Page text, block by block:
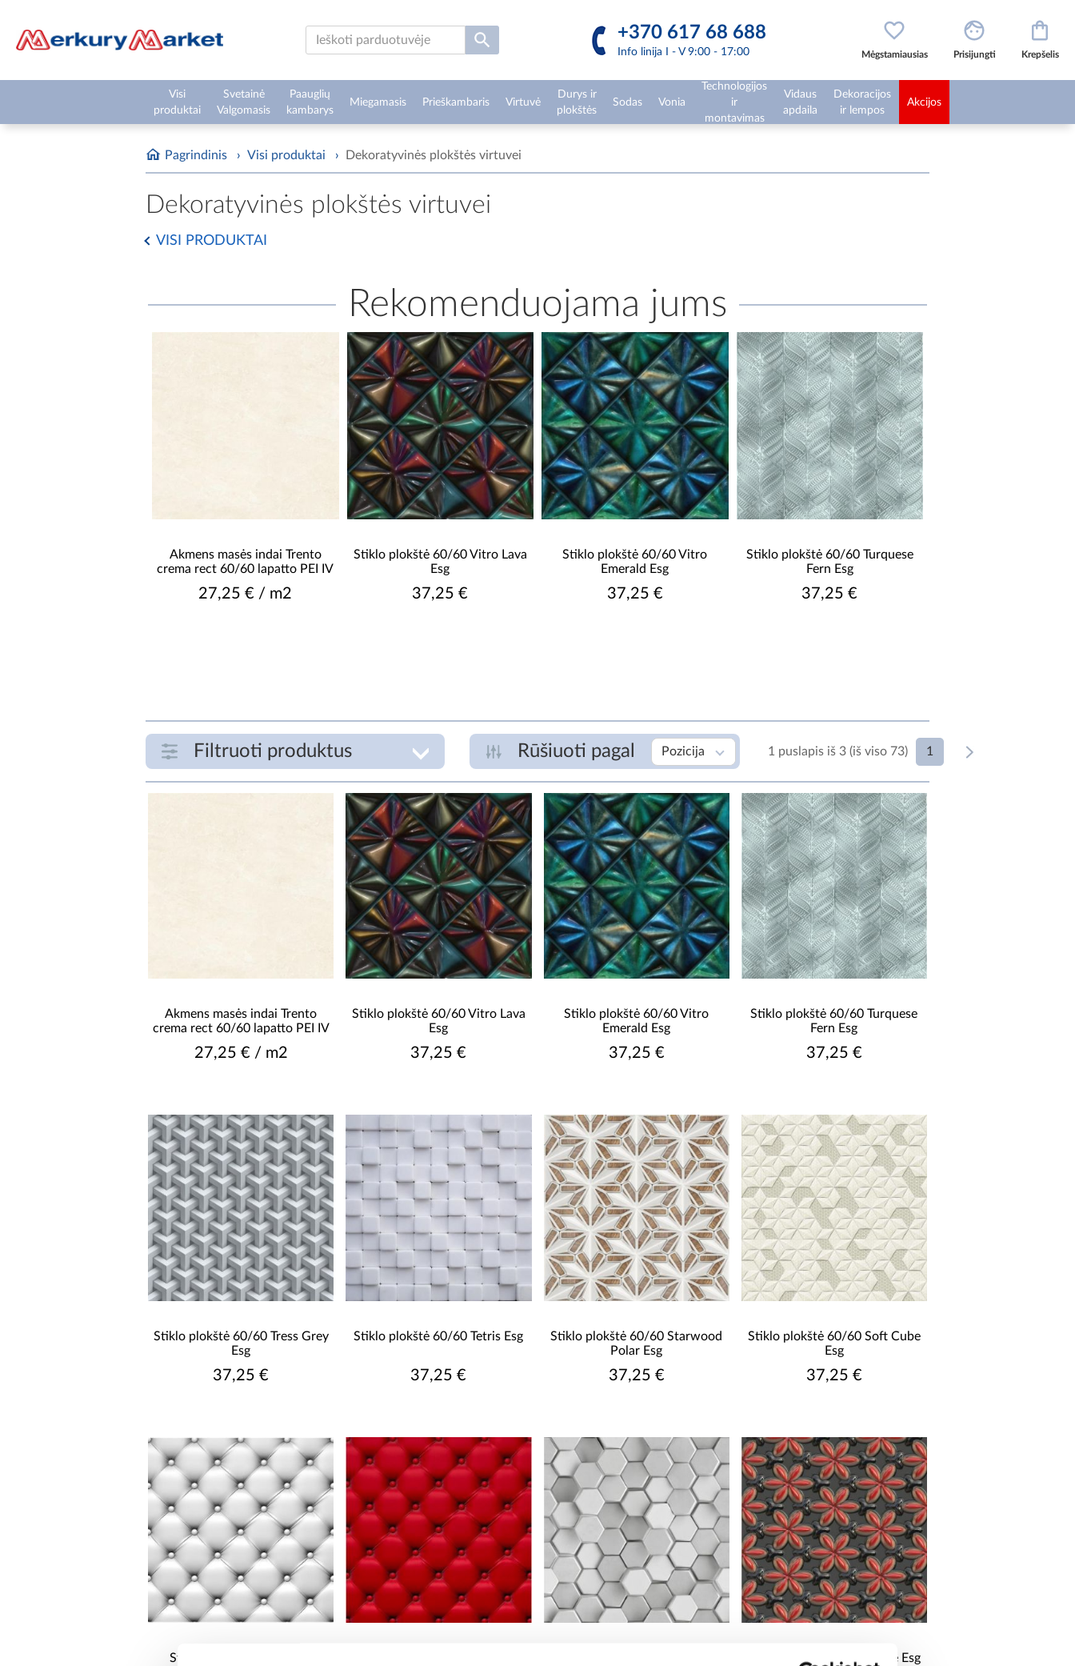
+370 617 68 688
Info linija I - V 9:00 - 17:00 Mėgstamiausias Prisijungti Krepšelis
Visi
produktai
Svetainė
Valgomasis
Paauglių
kambarys
Miegamasis Prieškambaris Virtuvė
Durys ir
plokštės
Sodas Vonia
Technologijos
ir
montavimas
Vidaus
apdaila
Dekoracijos
ir lempos
Akcijos
Pagrindinis › Visi produktai › Dekoratyvinės plokštės virtuvei
Dekoratyvinės plokštės virtuvei
VISI PRODUKTAI
Rekomenduojama jums
Akmens masės indai Trento
crema rect 60/60 lapatto PEI IV
27,25 € / m2
Stiklo plokštė 60/60 Vitro Lava
Esg
37,25 €
Stiklo plokštė 60/60 Vitro
Emerald Esg
37,25 €
Stiklo plokštė 60/60 Turquese
Fern Esg
37,25 €
Filtruoti produktus Rūšiuoti pagal Pozicija 1 puslapis iš 3 (iš viso 73) 1
€
PRISTATYMO LAIKAS NUO
PRISTATYMO LAIKAS IKI
ABRAZYVUMO KLASĖ
4
ASORTIMENTO TIPAS
stiklo plokštės
ATSPARUMAS ŠALČIUI
Taip
IMPREGNAVIMAS
PAVIRŠIUS
lappato
PLYTELIŲ TIPAS
bazine
RŪŠIS
TAISYMAS
Akmens masės indai Trento
crema rect 60/60 lapatto PEI IV
27,25 € / m2
Stiklo plokštė 60/60 Vitro Lava
Esg
37,25 €
Stiklo plokštė 60/60 Vitro
Emerald Esg
37,25 €
Stiklo plokštė 60/60 Turquese
Fern Esg
37,25 €
Stiklo plokštė 60/60 Tress Grey
Esg
37,25 €
Stiklo plokštė 60/60 Tetris Esg
37,25 €
Stiklo plokštė 60/60 Starwood
Polar Esg
37,25 €
Stiklo plokštė 60/60 Soft Cube
Esg
37,25 €
Stiklo plokštė 60/60 Sofa
Stiklo plokštė 60/60 Rouge Esg